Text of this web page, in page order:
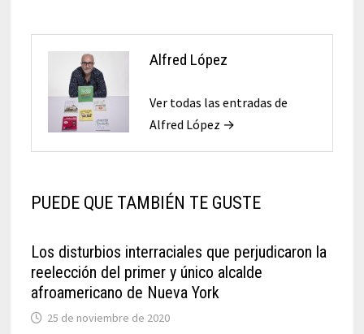
Alfred López
Ver todas las entradas de
Alfred López →
PUEDE QUE TAMBIÉN TE GUSTE
Los disturbios interraciales que perjudicaron la
reelección del primer y único alcalde
afroamericano de Nueva York
25 de noviembre de 2020